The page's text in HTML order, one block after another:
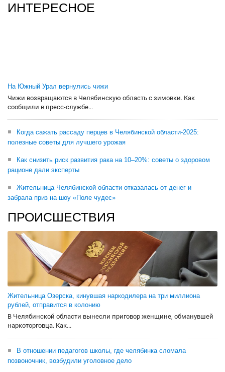
ИНТЕРЕСНОЕ
На Южный Урал вернулись чижи
Чижи возвращаются в Челябинскую область с зимовки. Как
сообщили в пресс-службе...
Когда сажать рассаду перцев в Челябинской области-2025:
полезные советы для лучшего урожая
Как снизить риск развития рака на 10–20%: советы о здоровом
рационе дали эксперты
Жительница Челябинской области отказалась от денег и
забрала приз на шоу «Поле чудес»
ПРОИСШЕСТВИЯ
Жительница Озерска, кинувшая наркодилера на три миллиона
рублей, отправится в колонию
В Челябинской области вынесли приговор женщине, обманувшей
наркоторговца. Как...
В отношении педагогов школы, где челябинка сломала
позвоночник, возбудили уголовное дело